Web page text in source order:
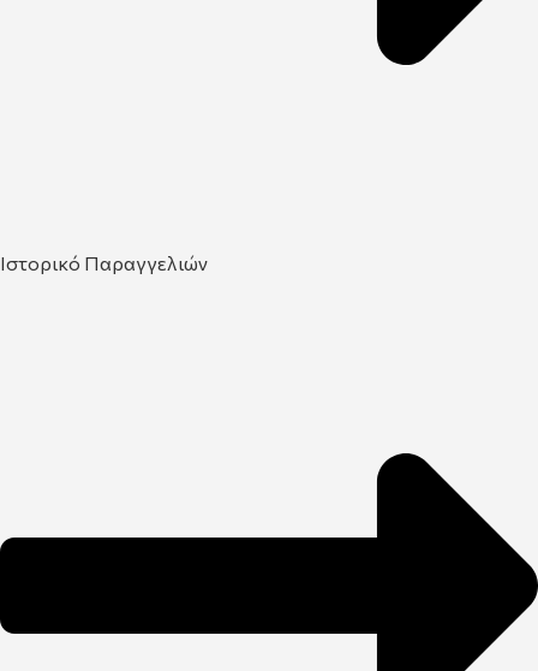
Ιστορικό Παραγγελιών